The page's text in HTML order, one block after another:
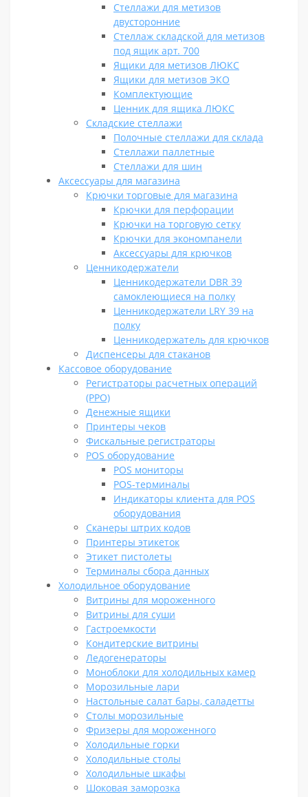
Стеллажи для метизов
двусторонние
Стеллаж складской для метизов
под ящик арт. 700
Ящики для метизов ЛЮКС
Ящики для метизов ЭКО
Комплектующие
Ценник для ящика ЛЮКС
Складские стеллажи
Полочные стеллажи для склада
Стеллажи паллетные
Стеллажи для шин
Аксессуары для магазина
Крючки торговые для магазина
Крючки для перфорации
Крючки на торговую сетку
Крючки для экономпанели
Аксессуары для крючков
Ценникодержатели
Ценникодержатели DBR 39
самоклеющиеся на полку
Ценникодержатели LRY 39 на
полку
Ценникодержатель для крючков
Диспенсеры для стаканов
Кассовое оборудование
Регистраторы расчетных операций
(РРО)
Денежные ящики
Принтеры чеков
Фискальные регистраторы
POS оборудование
POS мониторы
POS-терминалы
Индикаторы клиента для POS
оборудования
Сканеры штрих кодов
Принтеры этикеток
Этикет пистолеты
Терминалы сбора данных
Холодильное оборудование
Витрины для мороженного
Витрины для суши
Гастроемкости
Кондитерские витрины
Ледогенераторы
Моноблоки для холодильных камер
Морозильные лари
Настольные салат бары, саладетты
Столы морозильные
Фризеры для мороженного
Холодильные горки
Холодильные столы
Холодильные шкафы
Шоковая заморозка